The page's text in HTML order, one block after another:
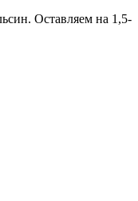
Оставляем на 1,5-